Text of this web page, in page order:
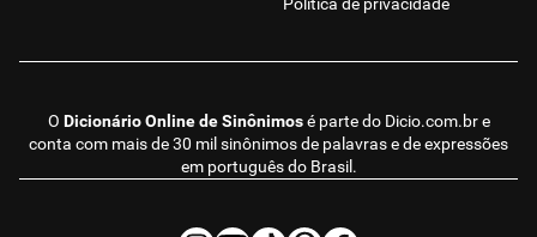
O Dicionário Online de Sinônimosé parte do Dicio.com.bre
conta com mais de 30 mil sinônimos de palavras e de expressões
em português do Brasil.